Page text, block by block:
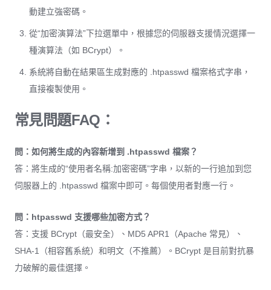
動建立強密碼。
從“加密演算法”下拉選單中，根據您的伺服器支援情況選擇一
種演算法（如 BCrypt）。
系統將自動在結果區生成對應的 .htpasswd 檔案格式字串，
直接複製使用。
常見問題FAQ：
問：如何將生成的內容新增到 .htpasswd 檔案？
答：將生成的“使用者名稱:加密密碼”字串，以新的一行追加到您
伺服器上的 .htpasswd 檔案中即可。每個使用者對應一行。
問：htpasswd 支援哪些加密方式？
答：支援 BCrypt（最安全）、MD5 APR1（Apache 常見）、
SHA-1（相容舊系統）和明文（不推薦）。BCrypt 是目前對抗暴
力破解的最佳選擇。